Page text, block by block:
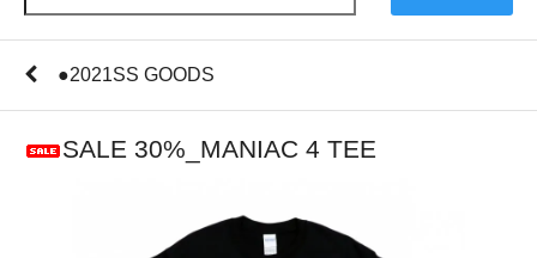
●2021SS GOODS
SALE 30%_MANIAC 4 TEE